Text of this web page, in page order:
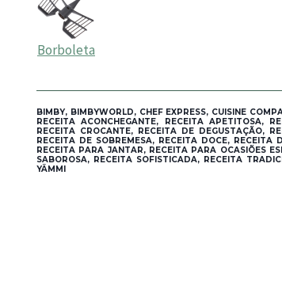
Borboleta
BIMBY, BIMBYWORLD, CHEF EXPRESS, CUISINE
RECEITA ACONCHEGANTE, RECEITA APETITOSA,
RECEITA CROCANTE, RECEITA DE DEGUSTAÇÃO,
RECEITA DE SOBREMESA, RECEITA DOCE, RECEITA
RECEITA PARA JANTAR, RECEITA PARA OCASIÕES
SABOROSA, RECEITA SOFISTICADA, RECEITA
YÄMMI